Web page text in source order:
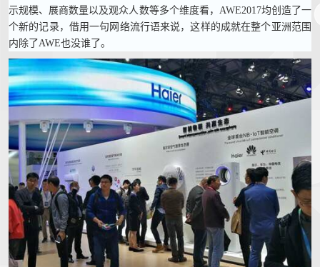
示规模、展商数量以及观众人数等多个维度看，AWE2017均创造了一
个新的记录，借用一句网络流行语来说，这样的成就在整个亚洲范围
内除了AWE也没谁了。